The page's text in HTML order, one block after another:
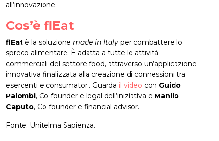
all’innovazione.
Cos’è flEat
flEat è la soluzione made in Italy per combattere lo
spreco alimentare. È adatta a tutte le attività
commerciali del settore food, attraverso un’applicazione
innovativa finalizzata alla creazione di connessioni tra
esercenti e consumatori. Guarda il video con Guido
Palombi, Co-founder e legal dell’iniziativa e Manilo
Caputo, Co-founder e financial advisor.
Fonte: Unitelma Sapienza.